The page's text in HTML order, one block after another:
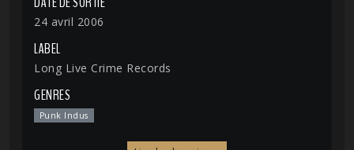
24 avril 2006
LABEL
Long Live Crime Records
GENRES
Punk Indus